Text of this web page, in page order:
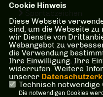
Sportabzeichen
SuS-In-Treff
Kinder- und
Bankverbindung
Cookie Hinweis
Diese Webseite
sind, um die Webseite
wir Dienste von
Webangebot zu
die Verwendung
Ihre Einwilligung. Ihre
widerrufen. Weitere
unserer
Technisch notwendige
Die notwendigen Cookies